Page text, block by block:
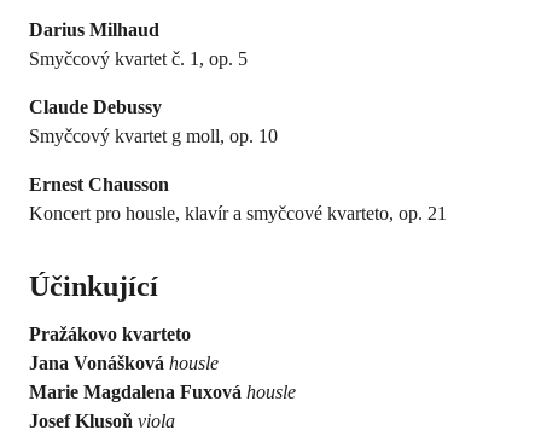
Darius Milhaud
Smyčcový kvartet č. 1, op. 5
Claude Debussy
Smyčcový kvartet g moll, op. 10
Ernest Chausson
Koncert pro housle, klavír a smyčcové kvarteto, op. 21
Účinkující
Pražákovo kvarteto
Jana Vonášková housle
Marie Magdalena Fuxová housle
Josef Klusoň viola